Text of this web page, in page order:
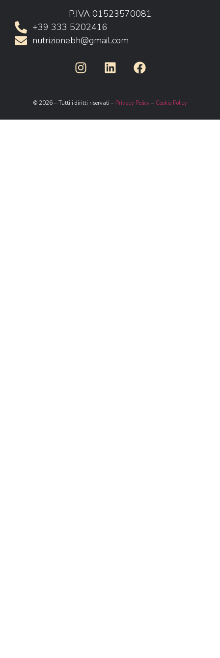
P.IVA 01523570081
+39 333 5202416
nutrizionebh@gmail.com
© 2026 – Tutti i diritti riservati – Privacy Policy– Cookie Policy